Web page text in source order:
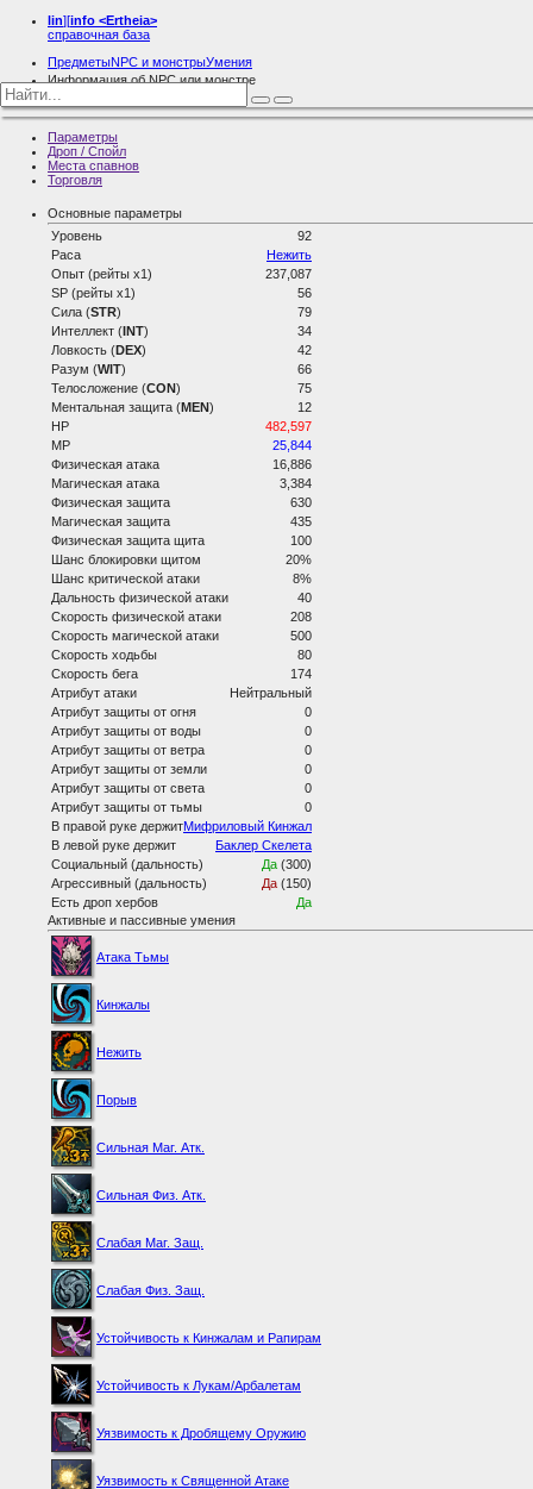
lin][info <Ertheia>
справочная база
ПредметыNPC и монстрыУмения
Информация об NPC или монстре
Параметры
Дроп / Спойл
Места спавнов
Торговля
Основные параметры
Уровень
92
Раса
Нежить
Опыт (рейты х1)
237,087
SP (рейты х1)
56
Сила (STR)
79
Интеллект (INT)
34
Ловкость (DEX)
42
Разум (WIT)
66
Телосложение (CON)
75
Ментальная защита (MEN)
12
HP
482,597
MP
25,844
Физическая атака
16,886
Магическая атака
3,384
Физическая защита
630
Магическая защита
435
Физическая защита щита
100
Шанс блокировки щитом
20%
Шанс критической атаки
8%
Дальность физической атаки
40
Скорость физической атаки
208
Скорость магической атаки
500
Скорость ходьбы
80
Скорость бега
174
Атрибут атаки
Нейтральный
Атрибут защиты от огня
0
Атрибут защиты от воды
0
Атрибут защиты от ветра
0
Атрибут защиты от земли
0
Атрибут защиты от света
0
Атрибут защиты от тьмы
0
В правой руке держитМифриловый Кинжал
В левой руке держит
Баклер Скелета
Социальный (дальность)
Да (300)
Агрессивный (дальность)
Да (150)
Есть дроп хербов
Да
Активные и пассивные умения
Атака Тьмы
Кинжалы
Нежить
Порыв
Сильная Маг. Атк.
Сильная Физ. Атк.
Слабая Маг. Защ.
Слабая Физ. Защ.
Устойчивость к Кинжалам и Рапирам
Устойчивость к Лукам/Арбалетам
Уязвимость к Дробящему Оружию
Уязвимость к Священной Атаке